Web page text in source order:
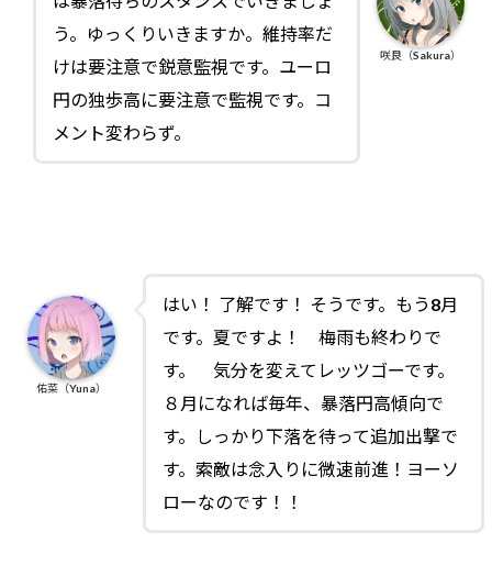
う。ゆっくりいきますか。維持率だ
けは要注意で鋭意監視です。ユーロ
円の独歩高に要注意で監視です。コ
メント変わらず。
咲良（Sakura）
はい！ 了解です！ そうです。もう8月
です。夏ですよ！ 梅雨も終わりで
す。 気分を変えてレッツゴーです。
８月になれば毎年、暴落円高傾向で
す。しっかり下落を待って追加出撃で
す。索敵は念入りに微速前進！ヨーソ
ローなのです！！
佑菜（Yuna）